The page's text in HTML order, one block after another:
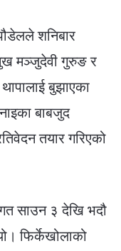
शनिबार
मञ्जुदेवी गुरुङ र
बुझाएका
बाबजुद
तयार गरिएको
साउन ३ देखि भदौ
फिर्केखोलाको